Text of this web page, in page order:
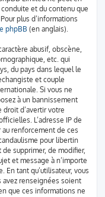
et du contenu que
plus d’informations
phpBB (en anglais).
abusif, obscène,
etc. qui
du pays dans lequel le
et couple
Si vous ne
à un bannissement
d’avertir votre
L’adresse IP de
renforcement de ces
pour libertin
supprimer, de modifier,
et message à n’importe
En tant qu’utilisateur, vous
avez renseignées soient
que ces informations ne